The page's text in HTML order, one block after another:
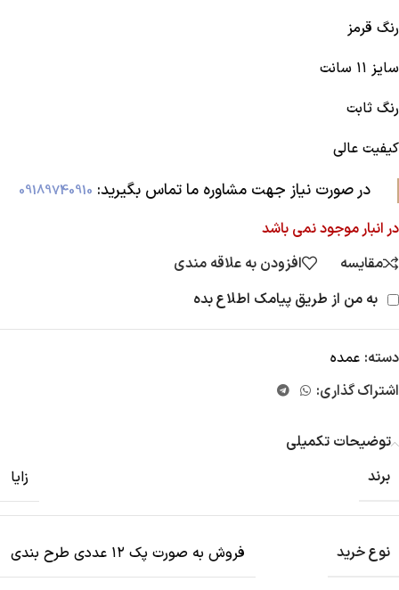
رنگ قرمز
سایز ۱۱ سانت
رنگ ثابت
کیفیت عالی
در صورت نیاز جهت مشاوره ما تماس بگیرید:‌ 09189740910
در انبار موجود نمی باشد
مقایسه
افزودن به علاقه مندی
به من از طریق پیامک اطلاع بده
دسته: عمده
اشتراک گذاری:
توضیحات تکمیلی
برند
زایا
نوع خرید فروش به صورت پک ۱۲ عددی طرح بندی